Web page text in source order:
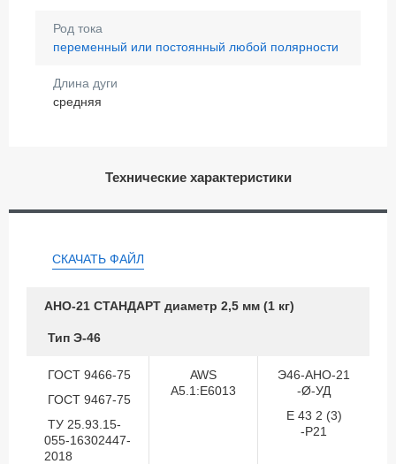
Род тока
переменный или постоянный любой полярности
Длина дуги
средняя
Технические характеристики
СКАЧАТЬ ФАЙЛ
АНО-21 СТАНДАРТ диаметр 2,5 мм (1 кг)
Тип Э-46
ГОСТ 9466-75
ГОСТ 9467-75
ТУ 25.93.15-
055-16302447-
2018
AWS
A5.1:E6013
Э46-АНО-21
-Ø-УД
Е 43 2 (3)
-Р21